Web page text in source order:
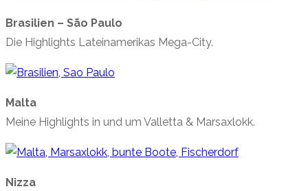
Brasilien – São Paulo
Die Highlights Lateinamerikas Mega-City.
Malta
Meine Highlights in und um Valletta & Marsaxlokk.
Nizza